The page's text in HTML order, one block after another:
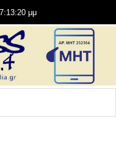
7:13:22 μμ